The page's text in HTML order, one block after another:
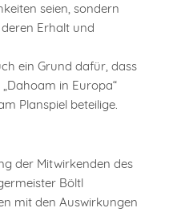
seien, sondern
Erhalt und
ein Grund dafür, dass
in Europa“
Planspiel beteilige.
der Mitwirkenden des
Böltl
mit den Auswirkungen